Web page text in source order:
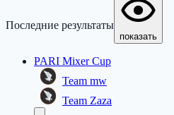
Последние результаты
показать
PARI Mixer Cup
Team mw
Team Zaza